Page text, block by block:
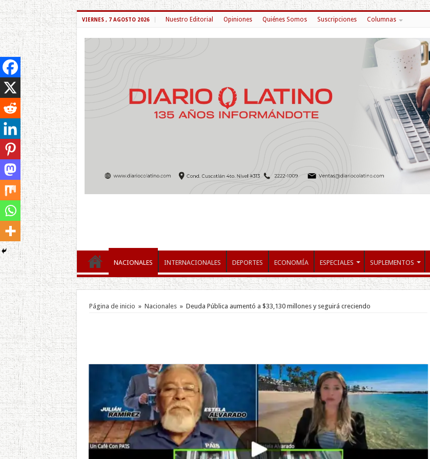
VIERNES , 7 AGOSTO 2026 Nuestro Editorial Opiniones Quiénes Somos Suscripciones Columnas
NACIONALES INTERNACIONALES DEPORTES ECONOMÍA ESPECIALES SUPLEMENTOS
Página de inicio » Nacionales » Deuda Pública aumentó a $33,130 millones y seguirá creciendo